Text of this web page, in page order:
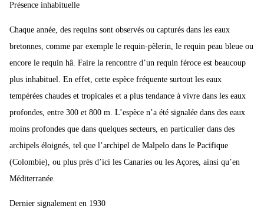
Présence inhabituelle
Chaque année, des requins sont observés ou capturés dans les eaux
bretonnes, comme par exemple le requin-pèlerin, le requin peau bleue ou
encore le requin hâ. Faire la rencontre d’un requin féroce est beaucoup
plus inhabituel. En effet, cette espèce fréquente surtout les eaux
tempérées chaudes et tropicales et a plus tendance à vivre dans les eaux
profondes, entre 300 et 800 m. L’espèce n’a été signalée dans des eaux
moins profondes que dans quelques secteurs, en particulier dans des
archipels éloignés, tel que l’archipel de Malpelo dans le Pacifique
(Colombie), ou plus près d’ici les Canaries ou les Açores, ainsi qu’en
Méditerranée.
Dernier signalement en 1930